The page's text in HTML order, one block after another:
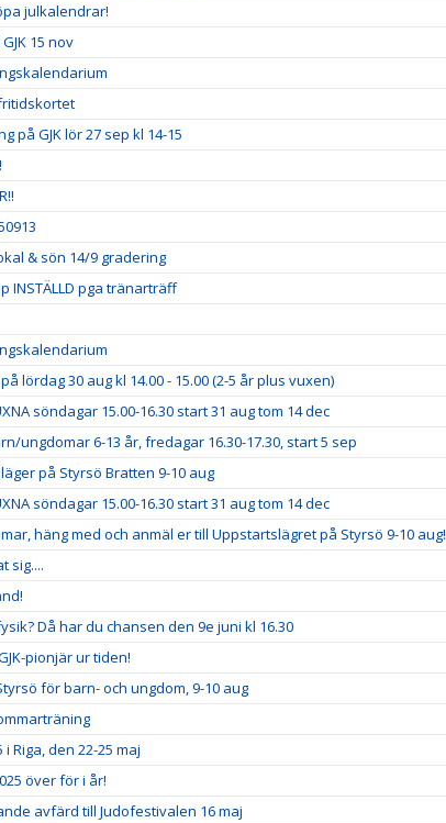
julkalendrar!
15 nov
på GJK lör 27 sep kl 14-15
& sön 14/9 gradering
INSTÄLLD pga tränarträff
lördag 30 aug kl 14.00 - 15.00 (2-5 år plus vuxen)
söndagar 15.00-16.30 start 31 aug tom 14 dec
ungdomar 6-13 år, fredagar 16.30-17.30, start 5 sep
på Styrsö Bratten 9-10 aug
söndagar 15.00-16.30 start 31 aug tom 14 dec
häng med och anmäl er till Uppstartslägret på Styrsö 9-10 aug!
sig....
Då har du chansen den 9e juni kl 16.30
pionjär ur tiden!
för barn- och ungdom, 9-10 aug
Riga, den 22-25 maj
över för i år!
avfärd till Judofestivalen 16 maj